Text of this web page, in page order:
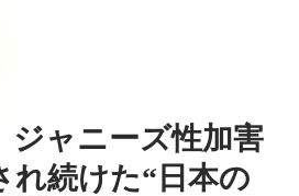
ジャニーズ性加害
れ続けた“日本の